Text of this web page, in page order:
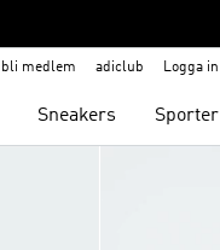
bli medlem adiclub Logga in
Sneakers Sporter